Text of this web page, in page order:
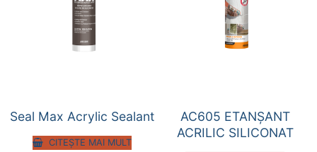
Seal Max Acrylic Sealant
CITEȘTE MAI MULT
AC605 ETANȘANT
ACRILIC SILICONAT